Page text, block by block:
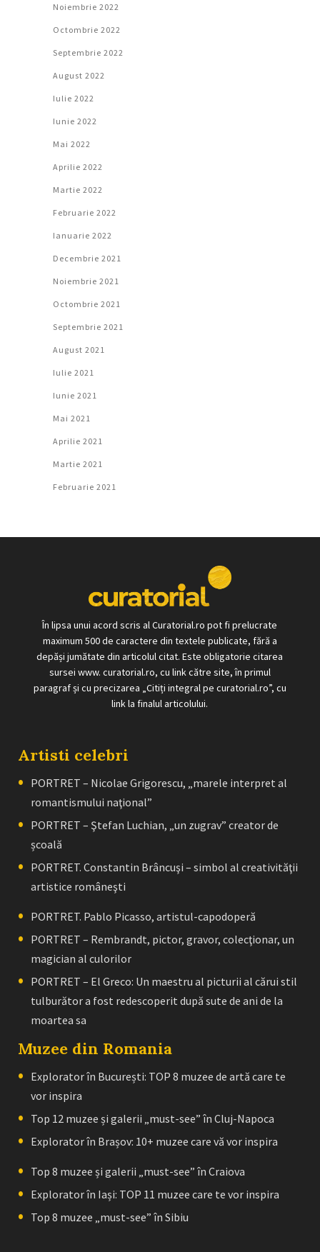
Noiembrie 2022
Octombrie 2022
Septembrie 2022
August 2022
Iulie 2022
Iunie 2022
Mai 2022
Aprilie 2022
Martie 2022
Februarie 2022
Ianuarie 2022
Decembrie 2021
Noiembrie 2021
Octombrie 2021
Septembrie 2021
August 2021
Iulie 2021
Iunie 2021
Mai 2021
Aprilie 2021
Martie 2021
Februarie 2021
În lipsa unui acord scris al Curatorial.ro pot fi prelucrate
maximum 500 de caractere din textele publicate, fără a
depăși jumătate din articolul citat. Este obligatorie citarea
sursei www. curatorial.ro, cu link către site, în primul
paragraf și cu precizarea „Citiți integral pe curatorial.ro”, cu
link la finalul articolului.
Artisti celebri
PORTRET – Nicolae Grigorescu, „marele interpret al
romantismului naţional”
PORTRET – Ştefan Luchian, „un zugrav” creator de
școală
PORTRET. Constantin Brâncuşi – simbol al creativităţii
artistice româneşti
PORTRET. Pablo Picasso, artistul-capodoperă
PORTRET – Rembrandt, pictor, gravor, colecţionar, un
magician al culorilor
PORTRET – El Greco: Un maestru al picturii al cărui stil
tulburător a fost redescoperit după sute de ani de la
moartea sa
Muzee din Romania
Explorator în București: TOP 8 muzee de artă care te
vor inspira
Top 12 muzee și galerii „must-see” în Cluj-Napoca
Explorator în Brașov: 10+ muzee care vă vor inspira
Top 8 muzee și galerii „must-see” în Craiova
Explorator în Iași: TOP 11 muzee care te vor inspira
Top 8 muzee „must-see” în Sibiu